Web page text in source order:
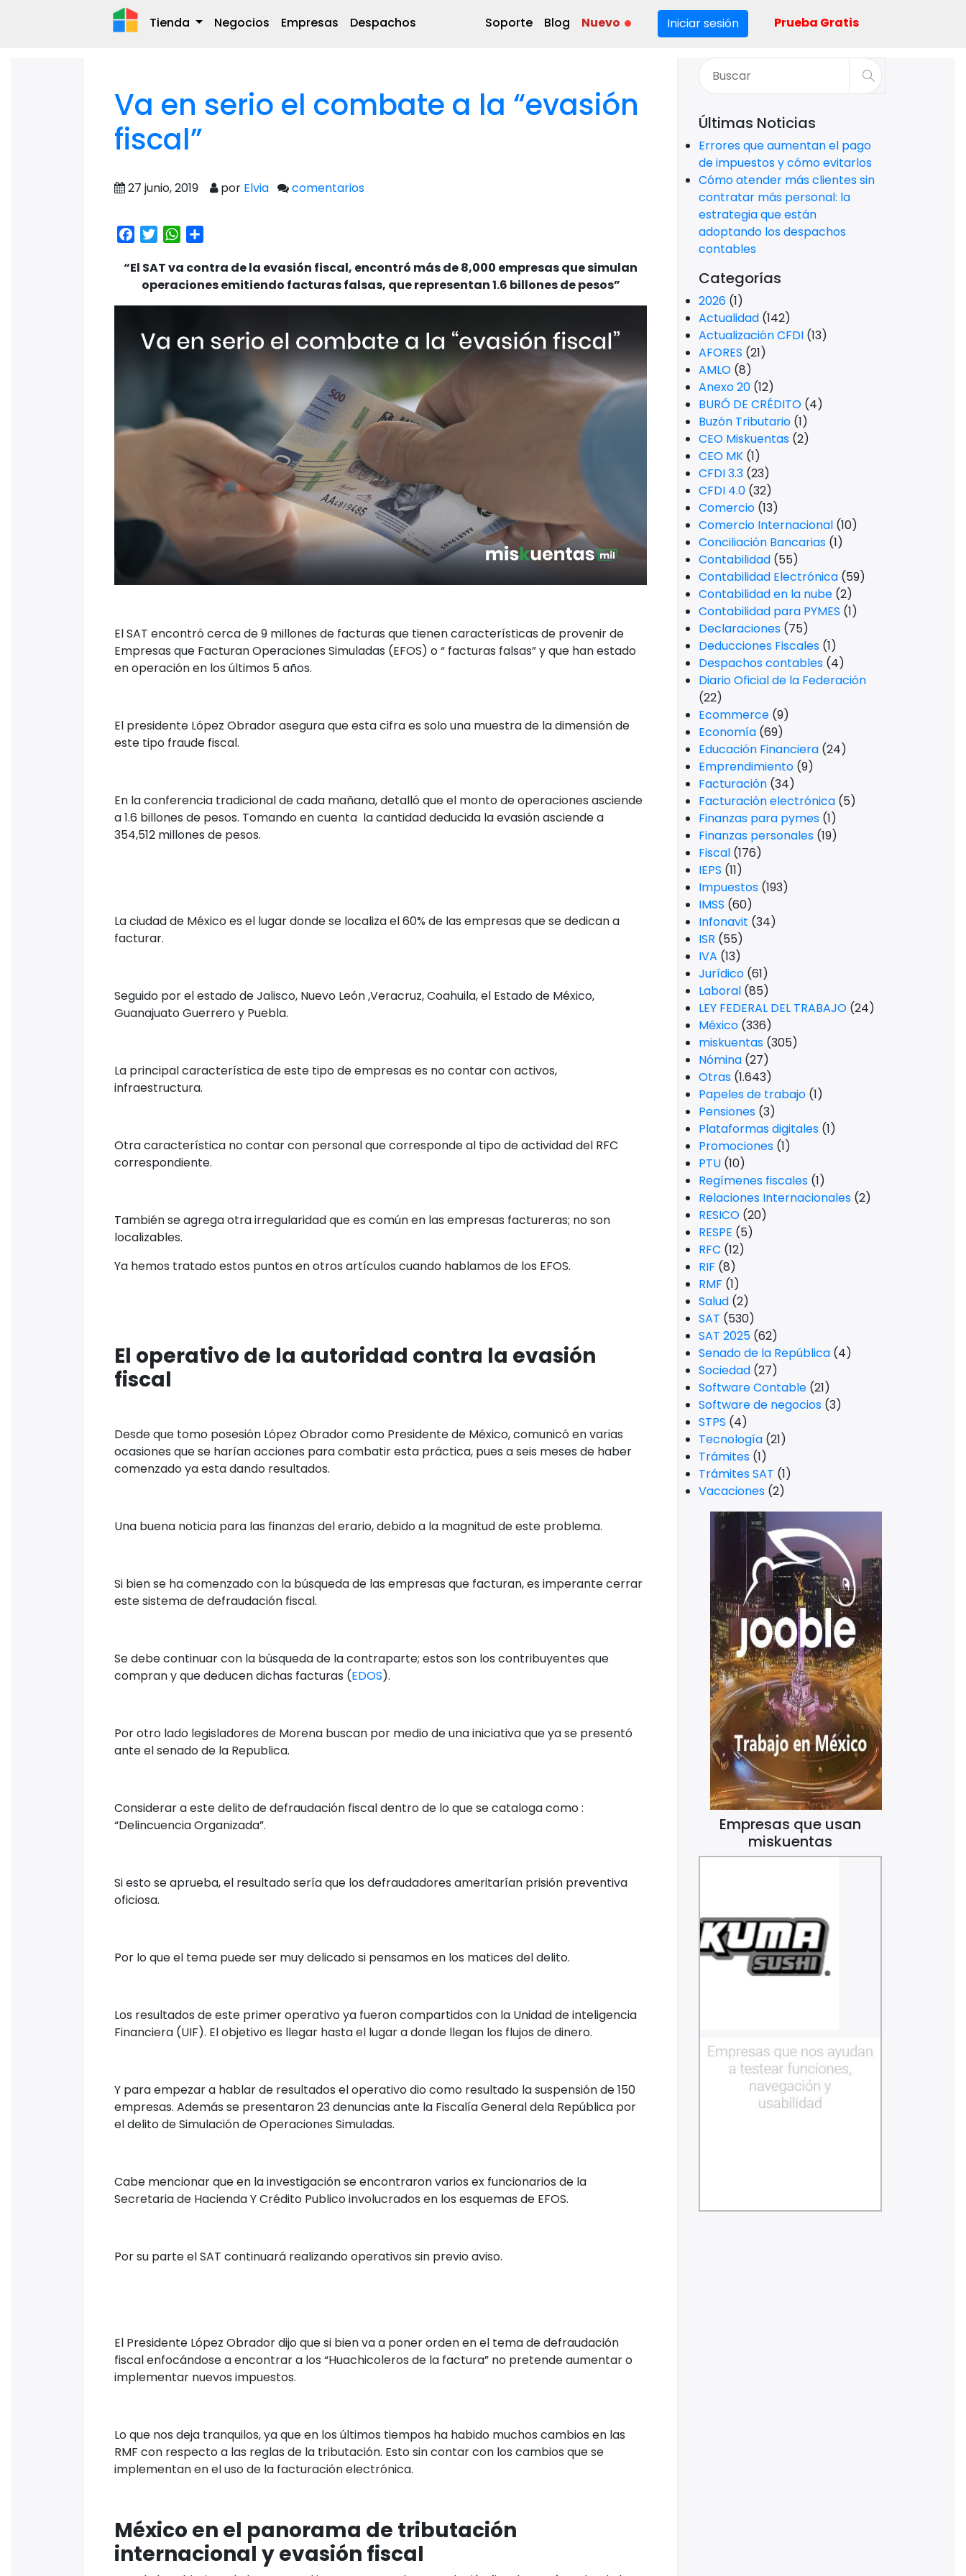
Tienda Negocios Empresas Despachos Soporte Blog Nuevo Iniciar sesión Prueba Gratis
Va en serio el combate a la “evasión
fiscal”
27 junio, 2019 por Elvia comentarios
Facebook
TwitterWhatsApp
“El SAT va contra de la evasión fiscal, encontró más de 8,000 empresas que simulan
operaciones emitiendo facturas falsas, que representan 1.6 billones de pesos”
El SAT encontró cerca de 9 millones de facturas que tienen características de provenir de
Empresas que Facturan Operaciones Simuladas (EFOS) o “ facturas falsas” y que han estado
en operación en los últimos 5 años.
El presidente López Obrador asegura que esta cifra es solo una muestra de la dimensión de
este tipo fraude fiscal.
En la conferencia tradicional de cada mañana, detalló que el monto de operaciones asciende
a 1.6 billones de pesos. Tomando en cuenta la cantidad deducida la evasión asciende a
354,512 millones de pesos.
La ciudad de México es el lugar donde se localiza el 60% de las empresas que se dedican a
facturar.
Seguido por el estado de Jalisco, Nuevo León ,Veracruz, Coahuila, el Estado de México,
Guanajuato Guerrero y Puebla.
La principal característica de este tipo de empresas es no contar con activos,
infraestructura.
Otra característica no contar con personal que corresponde al tipo de actividad del RFC
correspondiente.
También se agrega otra irregularidad que es común en las empresas factureras; no son
localizables.
Ya hemos tratado estos puntos en otros artículos cuando hablamos de los EFOS.
El operativo de la autoridad contra la evasión
fiscal
Desde que tomo posesión López Obrador como Presidente de México, comunicó en varias
ocasiones que se harían acciones para combatir esta práctica, pues a seis meses de haber
comenzado ya esta dando resultados.
Una buena noticia para las finanzas del erario, debido a la magnitud de este problema.
Si bien se ha comenzado con la búsqueda de las empresas que facturan, es imperante cerrar
este sistema de defraudación fiscal.
Se debe continuar con la búsqueda de la contraparte; estos son los contribuyentes que
compran y que deducen dichas facturas (EDOS).
Por otro lado legisladores de Morena buscan por medio de una iniciativa que ya se presentó
ante el senado de la Republica.
Considerar a este delito de defraudación fiscal dentro de lo que se cataloga como :
“Delincuencia Organizada”.
Si esto se aprueba, el resultado sería que los defraudadores ameritarían prisión preventiva
oficiosa.
Por lo que el tema puede ser muy delicado si pensamos en los matices del delito.
Los resultados de este primer operativo ya fueron compartidos con la Unidad de inteligencia
Financiera (UIF). El objetivo es llegar hasta el lugar a donde llegan los flujos de dinero.
Y para empezar a hablar de resultados el operativo dio como resultado la suspensión de 150
empresas. Además se presentaron 23 denuncias ante la Fiscalía General dela República por
el delito de Simulación de Operaciones Simuladas.
Cabe mencionar que en la investigación se encontraron varios ex funcionarios de la
Secretaria de Hacienda Y Crédito Publico involucrados en los esquemas de EFOS.
Por su parte el SAT continuará realizando operativos sin previo aviso.
El Presidente López Obrador dijo que si bien va a poner orden en el tema de defraudación
fiscal enfocándose a encontrar a los “Huachicoleros de la factura” no pretende aumentar o
implementar nuevos impuestos.
Lo que nos deja tranquilos, ya que en los últimos tiempos ha habido muchos cambios en las
RMF con respecto a las reglas de la tributación. Esto sin contar con los cambios que se
implementan en el uso de la facturación electrónica.
México en el panorama de tributación
internacional y evasión fiscal
Últimas Noticias
Errores que aumentan el pago
de impuestos y cómo evitarlos
Cómo atender más clientes sin
contratar más personal: la
estrategia que están
adoptando los despachos
contables
Categorías
2026 (1)
Actualidad (142)
Actualización CFDI (13)
AFORES (21)
AMLO (8)
Anexo 20 (12)
BURÓ DE CRÉDITO (4)
Buzón Tributario (1)
CEO Miskuentas (2)
CEO MK (1)
CFDI 3.3 (23)
CFDI 4.0 (32)
Comercio (13)
Comercio Internacional (10)
Conciliación Bancarias (1)
Contabilidad (55)
Contabilidad Electrónica (59)
Contabilidad en la nube (2)
Contabilidad para PYMES (1)
Declaraciones (75)
Deducciones Fiscales (1)
Despachos contables (4)
Diario Oficial de la Federación
(22)
Ecommerce (9)
Economía (69)
Educación Financiera (24)
Emprendimiento (9)
Facturación (34)
Facturación electrónica (5)
Finanzas para pymes (1)
Finanzas personales (19)
Fiscal (176)
IEPS (11)
Impuestos (193)
IMSS (60)
Infonavit (34)
ISR (55)
IVA (13)
Jurídico (61)
Laboral (85)
LEY FEDERAL DEL TRABAJO (24)
México (336)
miskuentas (305)
Nómina (27)
Otras (1.643)
Papeles de trabajo (1)
Pensiones (3)
Plataformas digitales (1)
Promociones (1)
PTU (10)
Regímenes fiscales (1)
Relaciones Internacionales (2)
RESICO (20)
RESPE (5)
RFC (12)
RIF (8)
RMF (1)
Salud (2)
SAT (530)
SAT 2025 (62)
Senado de la República (4)
Sociedad (27)
Software Contable (21)
Software de negocios (3)
STPS (4)
Tecnología (21)
Trámites (1)
Trámites SAT (1)
Vacaciones (2)
Empresas que usan
miskuentas